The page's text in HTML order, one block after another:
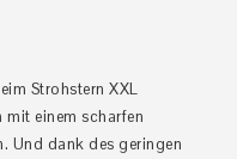
Strohstern XXL
einem scharfen
Und dank des geringen